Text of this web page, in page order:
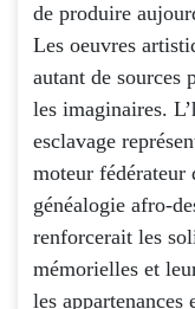
de produire
Les oeuvres
autant de sources
les imaginaires.
esclavage
moteur fédérateur
généalogie afro-
renforcerait les
mémorielles et
les appartenances